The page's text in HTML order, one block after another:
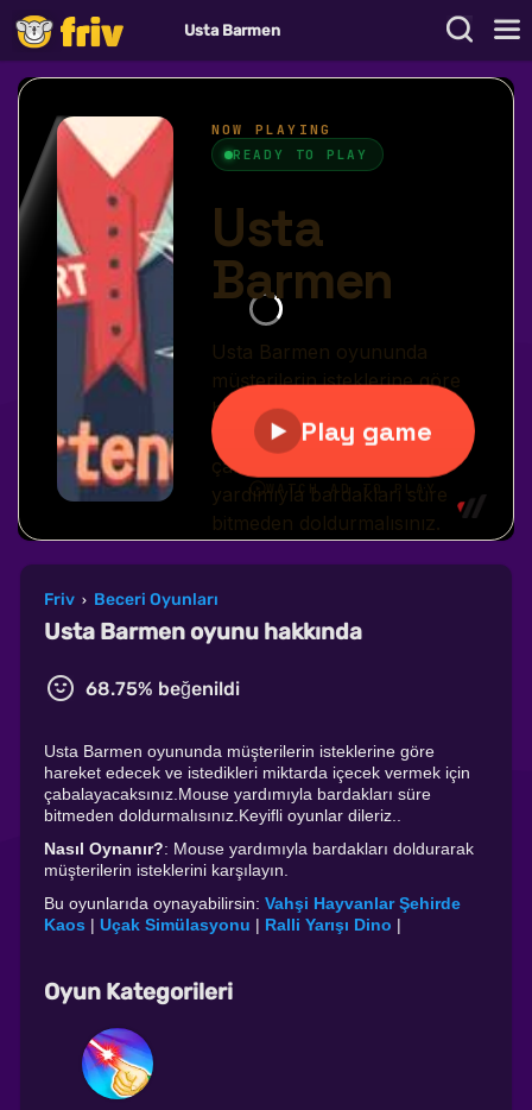
Usta Barmen
Friv › Beceri Oyunları
Usta Barmen oyunu hakkında
68.75% beğenildi
Usta Barmen oyununda müşterilerin isteklerine göre
hareket edecek ve istedikleri miktarda içecek vermek için
çabalayacaksınız.Mouse yardımıyla bardakları süre
bitmeden doldurmalısınız.Keyifli oyunlar dileriz..
Nasıl Oynanır?: Mouse yardımıyla bardakları doldurarak
müşterilerin isteklerini karşılayın.
Bu oyunlarıda oynayabilirsin: Vahşi Hayvanlar Şehirde
Kaos | Uçak Simülasyonu | Ralli Yarışı Dino |
Oyun Kategorileri